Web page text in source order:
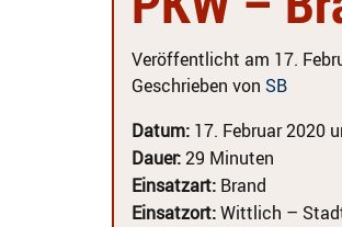
Veröffentlicht am 17.
Geschrieben von SB
Datum: 17. Februar 2020
Dauer:29 Minuten
Einsatzart: Brand
Einsatzort:Wittlich –